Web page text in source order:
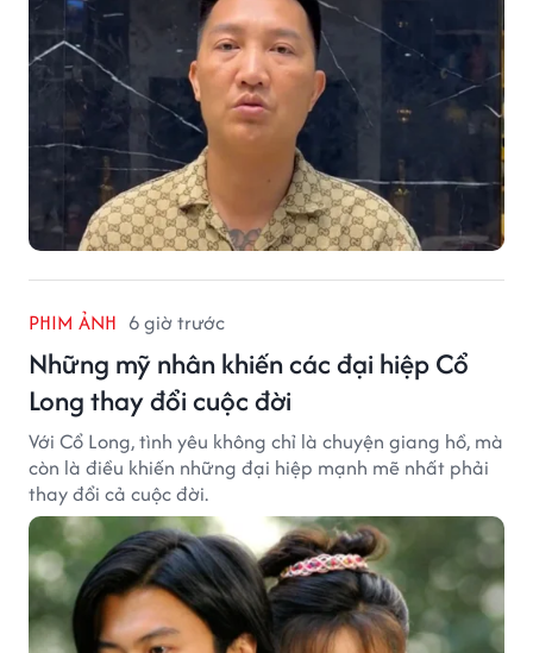
PHIM ẢNH 6 giờ trước
Những mỹ nhân khiến các đại hiệp Cổ
Long thay đổi cuộc đời
Với Cổ Long, tình yêu không chỉ là chuyện giang hồ, mà
còn là điều khiến những đại hiệp mạnh mẽ nhất phải
thay đổi cả cuộc đời.